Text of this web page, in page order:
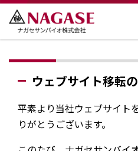
ウェブサイト移転
平素より当社ウェブサイト
りがとうございます。